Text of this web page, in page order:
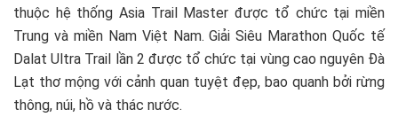
thuộc hệ thống Asia Trail Master được tổ chức tại miền
Trung và miền Nam Việt Nam. Giải Siêu Marathon Quốc tế
Dalat Ultra Trail lần 2 được tổ chức tại vùng cao nguyên Đà
Lạt thơ mộng với cảnh quan tuyệt đẹp, bao quanh bởi rừng
thông, núi, hồ và thác nước.